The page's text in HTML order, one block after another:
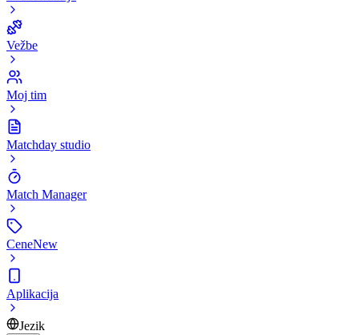
Vežbe
Moj tim
Matchday studio
Match Manager
CeneNew
Aplikacija
Jezik